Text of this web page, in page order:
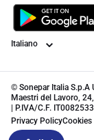
Lingua
© Sonepar Italia S.p.A
Maestri del Lavoro,
| P.IVA/C.F.
Privacy Policy